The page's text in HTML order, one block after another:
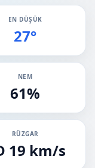
EN DÜŞÜK
27°
NEM
61%
RÜZGAR
19 km/s